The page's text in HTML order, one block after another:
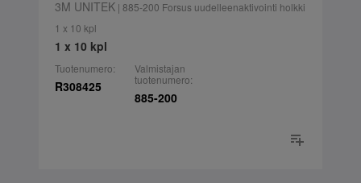
3M UNITEK| 885-200 Forsus uudelleenaktivointi holkki
1 x 10 kpl
1 x 10 kpl
Tuotenumero:
R308425
Valmistajan
tuotenumero:
885-200